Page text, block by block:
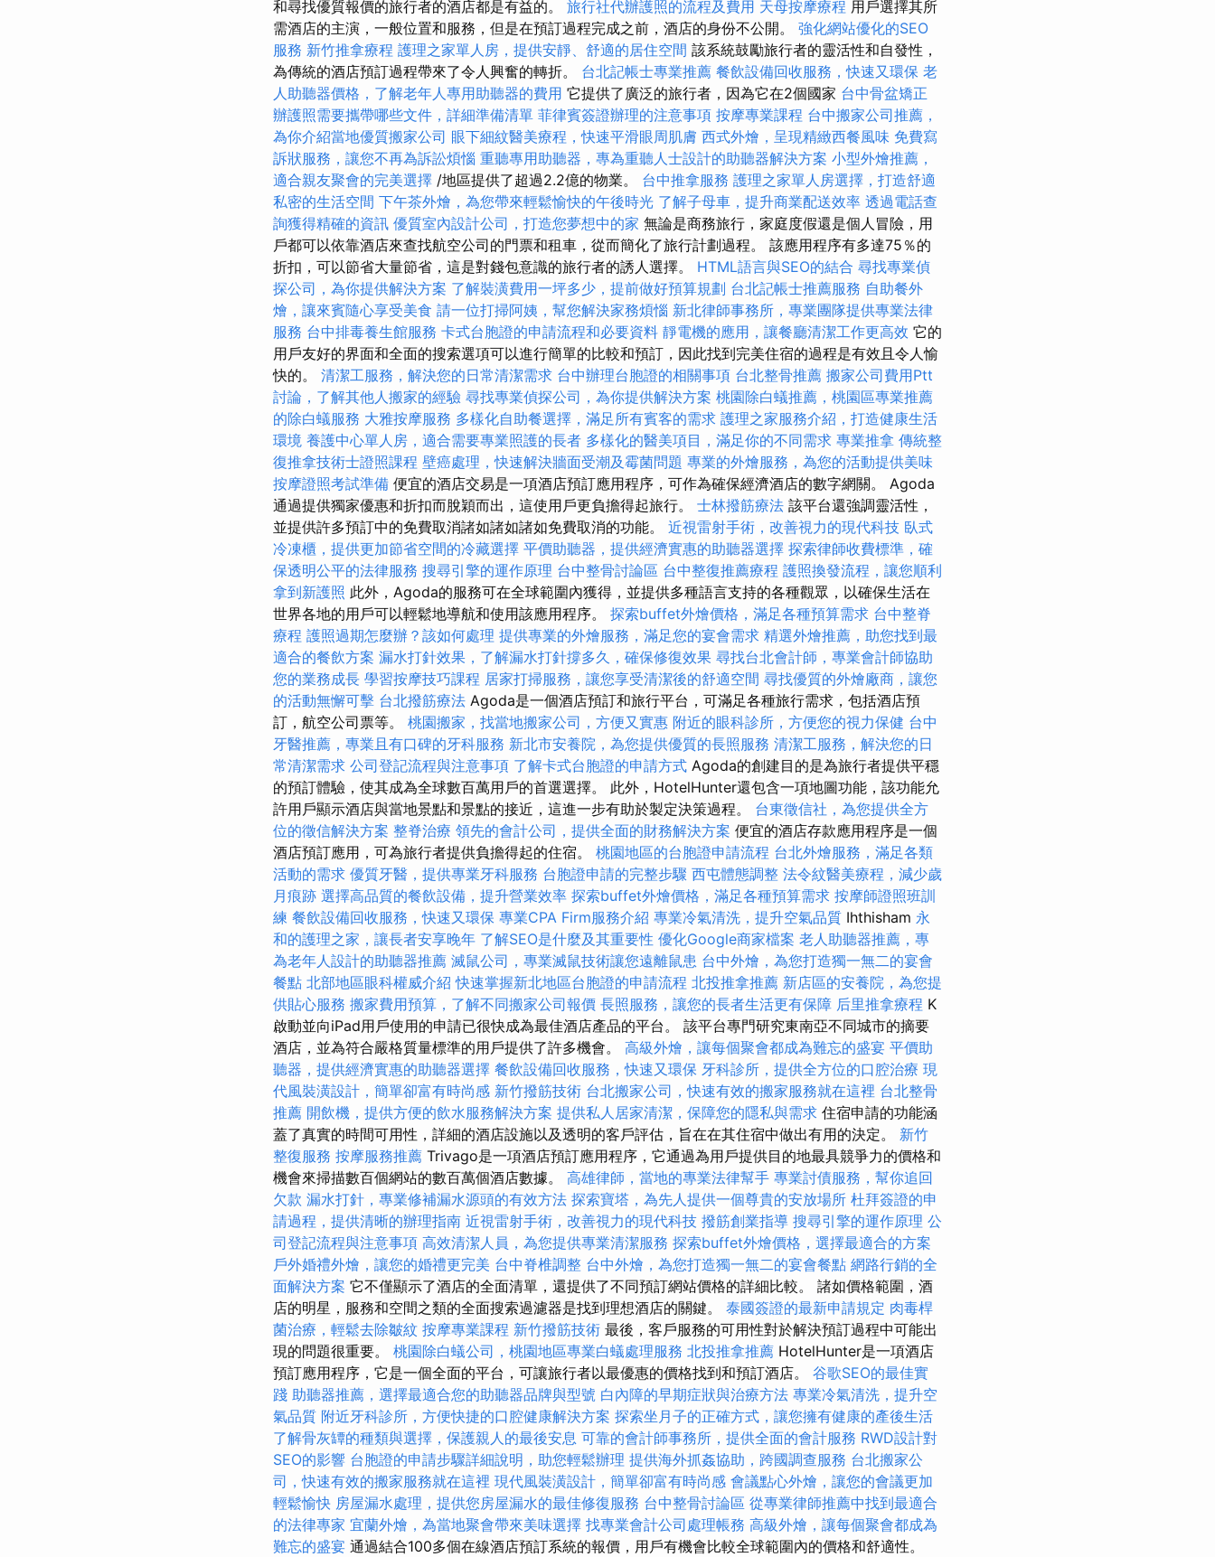
和尋找優質報價的旅行者的酒店都是有益的。 旅行社代辦護照的流程及費用 天母按摩療程 用戶選擇其所
需酒店的主演，一般位置和服務，但是在預訂過程完成之前，酒店的身份不公開。 強化網站優化的SEO
服務 新竹推拿療程 護理之家單人房，提供安靜、舒適的居住空間 該系統鼓勵旅行者的靈活性和自發性，
為傳統的酒店預訂過程帶來了令人興奮的轉折。 台北記帳士專業推薦 餐飲設備回收服務，快速又環保 老
人助聽器價格，了解老年人專用助聽器的費用 它提供了廣泛的旅行者，因為它在2個國家 台中骨盆矯正
辦護照需要攜帶哪些文件，詳細準備清單 菲律賓簽證辦理的注意事項 按摩專業課程 台中搬家公司推薦，
為你介紹當地優質搬家公司 眼下細紋醫美療程，快速平滑眼周肌膚 西式外燴，呈現精緻西餐風味 免費寫
訴狀服務，讓您不再為訴訟煩惱 重聽專用助聽器，專為重聽人士設計的助聽器解決方案 小型外燴推薦，
適合親友聚會的完美選擇 /地區提供了超過2.2億的物業。 台中推拿服務 護理之家單人房選擇，打造舒適
私密的生活空間 下午茶外燴，為您帶來輕鬆愉快的午後時光 了解子母車，提升商業配送效率 透過電話查
詢獲得精確的資訊 優質室內設計公司，打造您夢想中的家 無論是商務旅行，家庭度假還是個人冒險，用
戶都可以依靠酒店來查找航空公司的門票和租車，從而簡化了旅行計劃過程。 該應用程序有多達75％的
折扣，可以節省大量節省，這是對錢包意識的旅行者的誘人選擇。 HTML語言與SEO的結合 尋找專業偵
探公司，為你提供解決方案 了解裝潢費用一坪多少，提前做好預算規劃 台北記帳士推薦服務 自助餐外
燴，讓來賓隨心享受美食 請一位打掃阿姨，幫您解決家務煩惱 新北律師事務所，專業團隊提供專業法律
服務 台中排毒養生館服務 卡式台胞證的申請流程和必要資料 靜電機的應用，讓餐廳清潔工作更高效 它的
用戶友好的界面和全面的搜索選項可以進行簡單的比較和預訂，因此找到完美住宿的過程是有效且令人愉
快的。 清潔工服務，解決您的日常清潔需求 台中辦理台胞證的相關事項 台北整骨推薦 搬家公司費用Ptt
討論，了解其他人搬家的經驗 尋找專業偵探公司，為你提供解決方案 桃園除白蟻推薦，桃園區專業推薦
的除白蟻服務 大雅按摩服務 多樣化自助餐選擇，滿足所有賓客的需求 護理之家服務介紹，打造健康生活
環境 養護中心單人房，適合需要專業照護的長者 多樣化的醫美項目，滿足你的不同需求 專業推拿 傳統整
復推拿技術士證照課程 壁癌處理，快速解決牆面受潮及霉菌問題 專業的外燴服務，為您的活動提供美味
按摩證照考試準備 便宜的酒店交易是一項酒店預訂應用程序，可作為確保經濟酒店的數字網關。 Agoda
通過提供獨家優惠和折扣而脫穎而出，這使用戶更負擔得起旅行。 士林撥筋療法 該平台還強調靈活性，
並提供許多預訂中的免費取消諸如諸如諸如免費取消的功能。 近視雷射手術，改善視力的現代科技 臥式
冷凍櫃，提供更加節省空間的冷藏選擇 平價助聽器，提供經濟實惠的助聽器選擇 探索律師收費標準，確
保透明公平的法律服務 搜尋引擎的運作原理 台中整骨討論區 台中整復推薦療程 護照換發流程，讓您順利
拿到新護照 此外，Agoda的服務可在全球範圍內獲得，並提供多種語言支持的各種觀眾，以確保生活在
世界各地的用戶可以輕鬆地導航和使用該應用程序。 探索buffet外燴價格，滿足各種預算需求 台中整脊
療程 護照過期怎麼辦？該如何處理 提供專業的外燴服務，滿足您的宴會需求 精選外燴推薦，助您找到最
適合的餐飲方案 漏水打針效果，了解漏水打針撐多久，確保修復效果 尋找台北會計師，專業會計師協助
您的業務成長 學習按摩技巧課程 居家打掃服務，讓您享受清潔後的舒適空間 尋找優質的外燴廠商，讓您
的活動無懈可擊 台北撥筋療法 Agoda是一個酒店預訂和旅行平台，可滿足各種旅行需求，包括酒店預
訂，航空公司票等。 桃園搬家，找當地搬家公司，方便又實惠 附近的眼科診所，方便您的視力保健 台中
牙醫推薦，專業且有口碑的牙科服務 新北市安養院，為您提供優質的長照服務 清潔工服務，解決您的日
常清潔需求 公司登記流程與注意事項 了解卡式台胞證的申請方式 Agoda的創建目的是為旅行者提供平穩
的預訂體驗，使其成為全球數百萬用戶的首選選擇。 此外，HotelHunter還包含一項地圖功能，該功能允
許用戶顯示酒店與當地景點和景點的接近，這進一步有助於製定決策過程。 台東徵信社，為您提供全方
位的徵信解決方案 整脊治療 領先的會計公司，提供全面的財務解決方案 便宜的酒店存款應用程序是一個
酒店預訂應用，可為旅行者提供負擔得起的住宿。 桃園地區的台胞證申請流程 台北外燴服務，滿足各類
活動的需求 優質牙醫，提供專業牙科服務 台胞證申請的完整步驟 西屯體態調整 法令紋醫美療程，減少歲
月痕跡 選擇高品質的餐飲設備，提升營業效率 探索buffet外燴價格，滿足各種預算需求 按摩師證照班訓
練 餐飲設備回收服務，快速又環保 專業CPA Firm服務介紹 專業冷氣清洗，提升空氣品質 Ihthisham 永
和的護理之家，讓長者安享晚年 了解SEO是什麼及其重要性 優化Google商家檔案 老人助聽器推薦，專
為老年人設計的助聽器推薦 滅鼠公司，專業滅鼠技術讓您遠離鼠患 台中外燴，為您打造獨一無二的宴會
餐點 北部地區眼科權威介紹 快速掌握新北地區台胞證的申請流程 北投推拿推薦 新店區的安養院，為您提
供貼心服務 搬家費用預算，了解不同搬家公司報價 長照服務，讓您的長者生活更有保障 后里推拿療程 K
啟動並向iPad用戶使用的申請已很快成為最佳酒店產品的平台。 該平台專門研究東南亞不同城市的摘要
酒店，並為符合嚴格質量標準的用戶提供了許多機會。 高級外燴，讓每個聚會都成為難忘的盛宴 平價助
聽器，提供經濟實惠的助聽器選擇 餐飲設備回收服務，快速又環保 牙科診所，提供全方位的口腔治療 現
代風裝潢設計，簡單卻富有時尚感 新竹撥筋技術 台北搬家公司，快速有效的搬家服務就在這裡 台北整骨
推薦 開飲機，提供方便的飲水服務解決方案 提供私人居家清潔，保障您的隱私與需求 住宿申請的功能涵
蓋了真實的時間可用性，詳細的酒店設施以及透明的客戶評估，旨在在其住宿中做出有用的決定。 新竹
整復服務 按摩服務推薦 Trivago是一項酒店預訂應用程序，它通過為用戶提供目的地最具競爭力的價格和
機會來掃描數百個網站的數百萬個酒店數據。 高雄律師，當地的專業法律幫手 專業討債服務，幫你追回
欠款 漏水打針，專業修補漏水源頭的有效方法 探索寶塔，為先人提供一個尊貴的安放場所 杜拜簽證的申
請過程，提供清晰的辦理指南 近視雷射手術，改善視力的現代科技 撥筋創業指導 搜尋引擎的運作原理 公
司登記流程與注意事項 高效清潔人員，為您提供專業清潔服務 探索buffet外燴價格，選擇最適合的方案
戶外婚禮外燴，讓您的婚禮更完美 台中脊椎調整 台中外燴，為您打造獨一無二的宴會餐點 網路行銷的全
面解決方案 它不僅顯示了酒店的全面清單，還提供了不同預訂網站價格的詳細比較。 諸如價格範圍，酒
店的明星，服務和空間之類的全面搜索過濾器是找到理想酒店的關鍵。 泰國簽證的最新申請規定 肉毒桿
菌治療，輕鬆去除皺紋 按摩專業課程 新竹撥筋技術 最後，客戶服務的可用性對於解決預訂過程中可能出
現的問題很重要。 桃園除白蟻公司，桃園地區專業白蟻處理服務 北投推拿推薦 HotelHunter是一項酒店
預訂應用程序，它是一個全面的平台，可讓旅行者以最優惠的價格找到和預訂酒店。 谷歌SEO的最佳實
踐 助聽器推薦，選擇最適合您的助聽器品牌與型號 白內障的早期症狀與治療方法 專業冷氣清洗，提升空
氣品質 附近牙科診所，方便快捷的口腔健康解決方案 探索坐月子的正確方式，讓您擁有健康的產後生活
了解骨灰罈的種類與選擇，保護親人的最後安息 可靠的會計師事務所，提供全面的會計服務 RWD設計對
SEO的影響 台胞證的申請步驟詳細說明，助您輕鬆辦理 提供海外抓姦協助，跨國調查服務 台北搬家公
司，快速有效的搬家服務就在這裡 現代風裝潢設計，簡單卻富有時尚感 會議點心外燴，讓您的會議更加
輕鬆愉快 房屋漏水處理，提供您房屋漏水的最佳修復服務 台中整骨討論區 從專業律師推薦中找到最適合
的法律專家 宜蘭外燴，為當地聚會帶來美味選擇 找專業會計公司處理帳務 高級外燴，讓每個聚會都成為
難忘的盛宴 通過結合100多個在線酒店預訂系統的報價，用戶有機會比較全球範圍內的價格和舒適性。